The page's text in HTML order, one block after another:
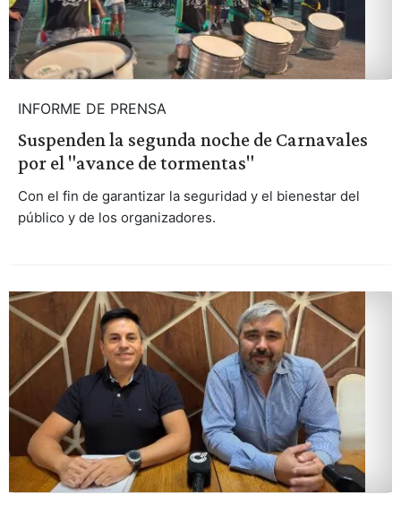
INFORME DE PRENSA
Suspenden la segunda noche de Carnavales
por el "avance de tormentas"
Con el fin de garantizar la seguridad y el bienestar del
público y de los organizadores.